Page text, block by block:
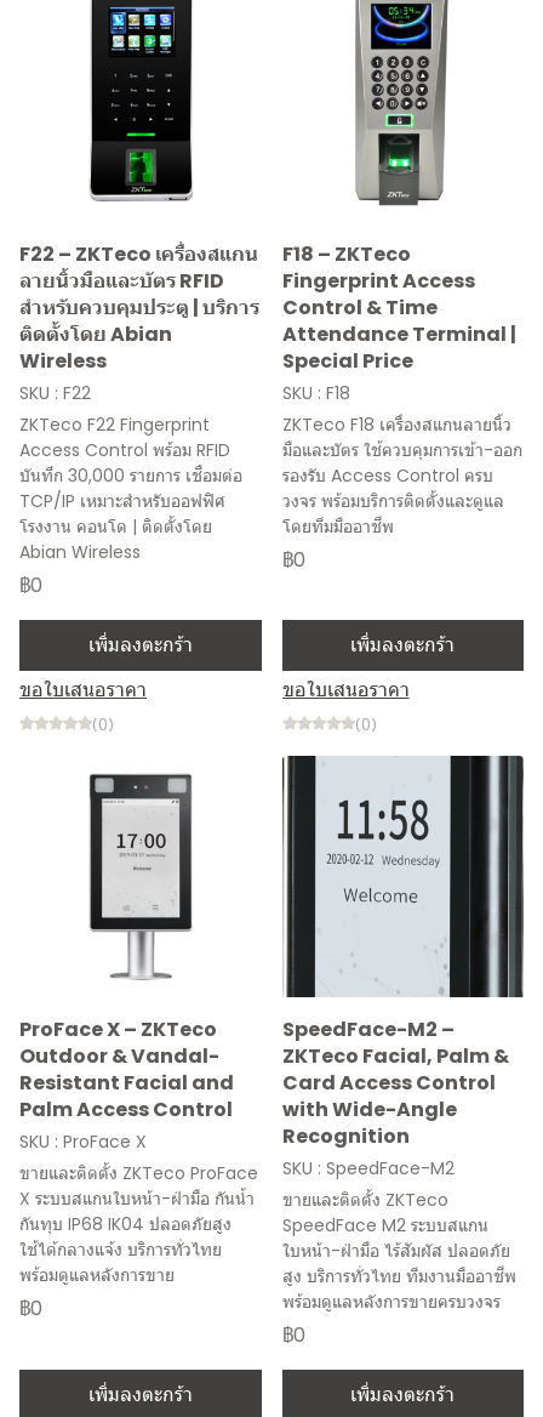
F22 – ZKTeco เครื่องสแกน
ลายนิ้วมือและบัตร RFID
สำหรับควบคุมประตู | บริการ
ติดตั้งโดย Abian
Wireless
SKU : F22
ZKTeco F22 Fingerprint
Access Control พร้อม RFID
บันทึก 30,000 รายการ เชื่อมต่อ
TCP/IP เหมาะสำหรับออฟฟิศ
โรงงาน คอนโด | ติดตั้งโดย
Abian Wireless
฿0
เพิ่มลงตะกร้า
ขอใบเสนอราคา
(0)
F18 – ZKTeco
Fingerprint Access
Control & Time
Attendance Terminal |
Special Price
SKU : F18
ZKTeco F18 เครื่องสแกนลายนิ้ว
มือและบัตร ใช้ควบคุมการเข้า-ออก
รองรับ Access Control ครบ
วงจร พร้อมบริการติดตั้งและดูแล
โดยทีมมืออาชีพ
฿0
เพิ่มลงตะกร้า
ขอใบเสนอราคา
(0)
ProFace X – ZKTeco
Outdoor & Vandal-
Resistant Facial and
Palm Access Control
SKU : ProFace X
ขายและติดตั้ง ZKTeco ProFace
X ระบบสแกนใบหน้า-ฝ่ามือ กันน้ำ
กันทุบ IP68 IK04 ปลอดภัยสูง
ใช้ได้กลางแจ้ง บริการทั่วไทย
พร้อมดูแลหลังการขาย
฿0
เพิ่มลงตะกร้า
SpeedFace-M2 –
ZKTeco Facial, Palm &
Card Access Control
with Wide-Angle
Recognition
SKU : SpeedFace-M2
ขายและติดตั้ง ZKTeco
SpeedFace M2 ระบบสแกน
ใบหน้า-ฝ่ามือ ไร้สัมผัส ปลอดภัย
สูง บริการทั่วไทย ทีมงานมืออาชีพ
พร้อมดูแลหลังการขายครบวงจร
฿0
เพิ่มลงตะกร้า